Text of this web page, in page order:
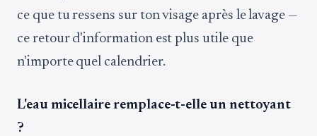
ce que tu ressens sur ton visage après le lavage —
ce retour d'information est plus utile que
n'importe quel calendrier.
L'eau micellaire remplace-t-elle un nettoyant
?